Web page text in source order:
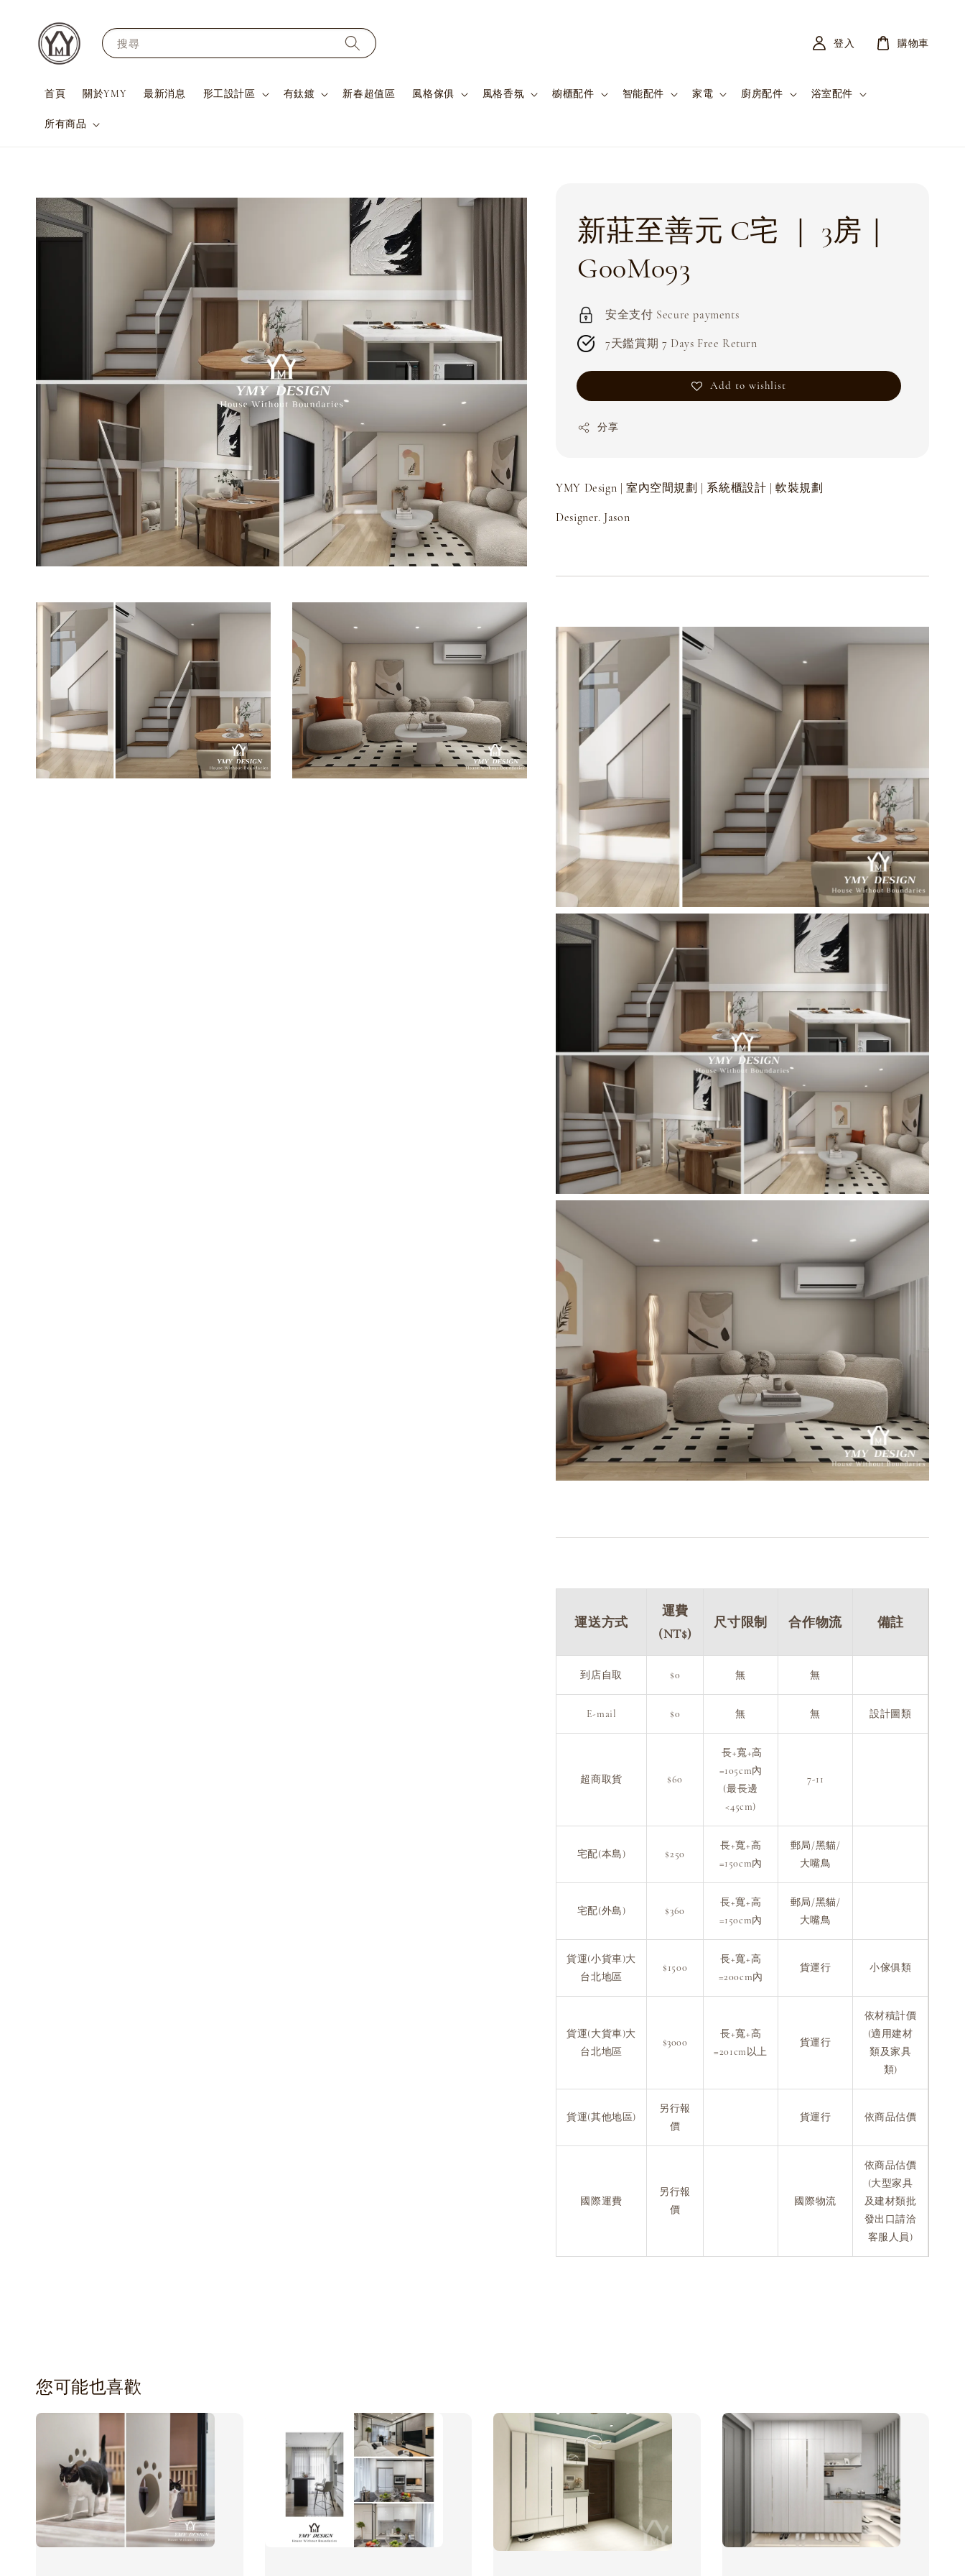
搜尋
首頁 關於YMY 最新消息 形工設計區 有鈦鍍 新春超值區 風格傢俱 風格香氛 櫥櫃配件 智能配件 家電 廚房配件 浴室配件
所有商品
登入 購物車
新莊至善元 C宅 ｜ 3房｜
G00M093
安全支付 Secure payments
7天鑑賞期 7 Days Free Return
Add to wishlist
分享
YMY Design | 室內空間規劃 | 系統櫃設計 | 軟裝規劃
Designer. Jason
運送方式
運費
(NT$)
尺寸限制 合作物流 備註
到店自取 $0 無 無
E-mail $0 無 無 設計圖類
超商取貨 $60
長+寬+高
=105cm內
(最長邊
<45cm)
7-11
宅配(本島) $250
長+寬+高
=150cm內
郵局/黑貓/
大嘴鳥
宅配(外島) $360
長+寬+高
=150cm內
郵局/黑貓/
大嘴鳥
貨運(小貨車)大
台北地區
$1500
長+寬+高
=200cm內
貨運行 小傢俱類
貨運(大貨車)大
台北地區
$3000
長+寬+高
=201cm以上
貨運行
依材積計價
(適用建材
類及家具
類)
貨運(其他地區)
另行報
價
貨運行 依商品估價
國際運費
另行報
價
國際物流
依商品估價
(大型家具
及建材類批
發出口請洽
客服人員)
您可能也喜歡